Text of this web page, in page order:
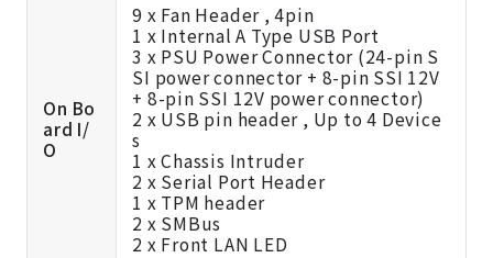
On Bo
ard I/
O
9 x Fan Header , 4pin
1 x Internal A Type USB Port
3 x PSU Power Connector (24-pin S
SI power connector + 8-pin SSI 12V
+ 8-pin SSI 12V power connector)
2 x USB pin header , Up to 4 Device
s
1 x Chassis Intruder
2 x Serial Port Header
1 x TPM header
2 x SMBus
2 x Front LAN LED